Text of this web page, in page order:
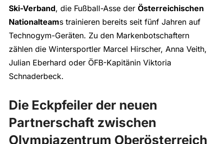
Ski-Verband, die Fußball-Asse der Österreichischen
Nationalteams trainieren bereits seit fünf Jahren auf
Technogym-Geräten. Zu den Markenbotschaftern
zählen die Wintersportler Marcel Hirscher, Anna Veith,
Julian Eberhard oder ÖFB-Kapitänin Viktoria
Schnaderbeck.
Die Eckpfeiler der neuen
Partnerschaft zwischen
Olympiazentrum Oberösterreich